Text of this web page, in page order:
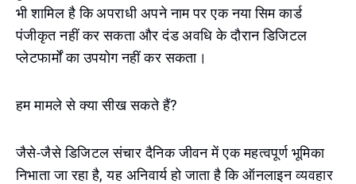
भी शामिल है कि अपराधी अपने नाम पर एक नया सिम कार्ड
पंजीकृत नहीं कर सकता और दंड अवधि के दौरान डिजिटल
प्लेटफार्मों का उपयोग नहीं कर सकता।
हम मामले से क्या सीख सकते हैं?
जैसे-जैसे डिजिटल संचार दैनिक जीवन में एक महत्वपूर्ण भूमिका
निभाता जा रहा है, यह अनिवार्य हो जाता है कि ऑनलाइन व्यवहार